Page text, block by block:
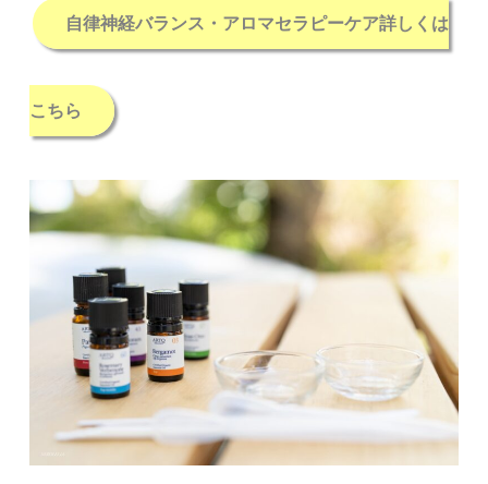
自律神経バランス・アロマセラピーケア詳しくは
こちら